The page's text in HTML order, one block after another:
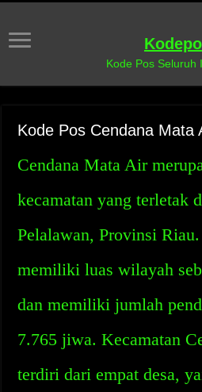
Kode Pos Seluruh
Kode Pos Cendana Mata
Cendana Mata Air
kecamatan yang terletak
Pelalawan, Provinsi
memiliki luas wilayah
dan memiliki jumlah
7.765 jiwa. Kecamatan
terdiri dari empat desa,